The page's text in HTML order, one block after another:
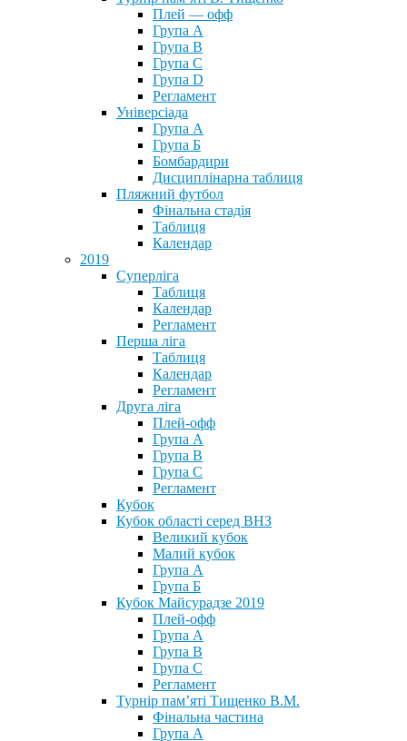
Плей — офф
Група А
Група B
Група С
Група D
Регламент
Універсіада
Група А
Група Б
Бомбардири
Дисциплінарна таблиця
Пляжний футбол
Фінальна стадія
Таблиця
Календар
2019
Суперліга
Таблиця
Календар
Регламент
Перша ліга
Таблиця
Календар
Регламент
Друга ліга
Плей-офф
Група А
Група В
Група С
Регламент
Кубок
Кубок області серед ВНЗ
Великий кубок
Малий кубок
Група А
Група Б
Кубок Майсурадзе 2019
Плей-офф
Група А
Група В
Група С
Регламент
Турнір пам’яті Тищенко В.М.
Фінальна частина
Група А